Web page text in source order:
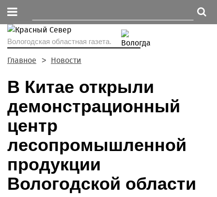
Вологодская областная газета.
Главное Новости
В Китае открыли
демонстрационный
центр
лесопромышленной
продукции
Вологодской области